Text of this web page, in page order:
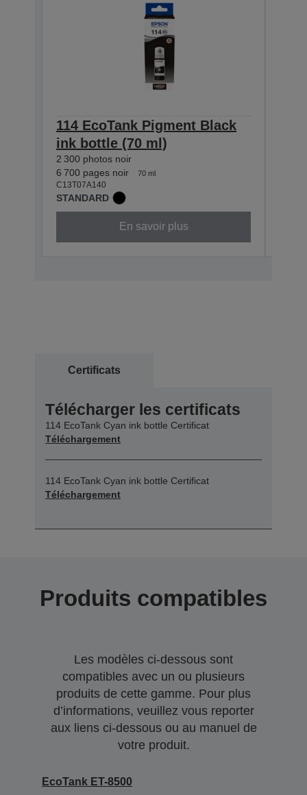
114 EcoTank Pigment Black
ink bottle (70 ml)
2 300 photos noir
6 700 pages noir
70 ml
C13T07A140
STANDARD
En savoir plus
Certificats
Télécharger les certificats
114 EcoTank Cyan ink bottle Certificat
Téléchargement
114 EcoTank Cyan ink bottle Certificat
Téléchargement
Produits compatibles
Les modèles ci-dessous sont
compatibles avec un ou plusieurs
produits de cette gamme. Pour plus
d’informations, veuillez vous reporter
aux liens ci-dessous ou au manuel de
votre produit.
EcoTank ET-8500